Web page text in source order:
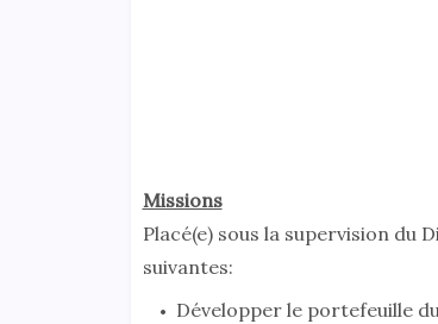
Missions
Placé(e) sous la supervision du
suivantes:
Développer le portefeuille